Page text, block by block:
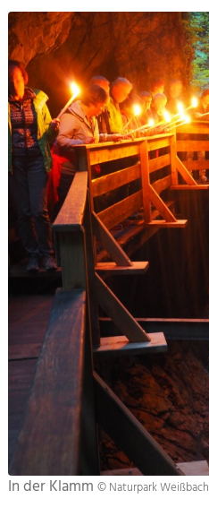
In der Klamm © Naturpark Weißbach